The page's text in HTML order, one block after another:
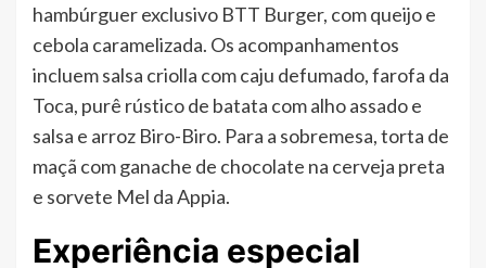
hambúrguer exclusivo BTT Burger, com queijo e
cebola caramelizada. Os acompanhamentos
incluem salsa criolla com caju defumado, farofa da
Toca, purê rústico de batata com alho assado e
salsa e arroz Biro-Biro. Para a sobremesa, torta de
maçã com ganache de chocolate na cerveja preta
e sorvete Mel da Appia.
Experiência especial